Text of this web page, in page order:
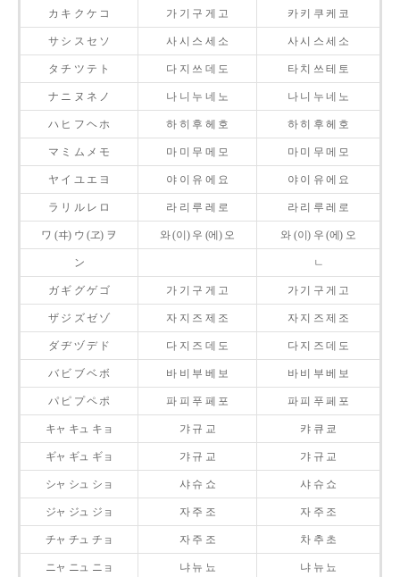
カ キ ク ケ コ 가 기 구 게 고 카 키 쿠 케 코
サ シ ス セ ソ 사 시 스 세 소 사 시 스 세 소
タ チ ツ テ ト 다 지 쓰 데 도 타 치 쓰 테 토
ナ ニ ヌ ネ ノ 나 니 누 네 노 나 니 누 네 노
ハ ヒ フ ヘ ホ 하 히 후 헤 호 하 히 후 헤 호
マ ミ ム メ モ 마 미 무 메 모 마 미 무 메 모
ヤ イ ユ エ ヨ 야 이 유 에 요 야 이 유 에 요
ラ リ ル レ ロ 라 리 루 레 로 라 리 루 레 로
ワ (ヰ) ウ (ヱ) ヲ 와 (이) 우 (에) 오 와 (이) 우 (에) 오
ン ㄴ
ガ ギ グ ゲ ゴ 가 기 구 게 고 가 기 구 게 고
ザ ジ ズ ゼ ゾ 자 지 즈 제 조 자 지 즈 제 조
ダ ヂ ヅ デ ド 다 지 즈 데 도 다 지 즈 데 도
バ ビ ブ ベ ボ 바 비 부 베 보 바 비 부 베 보
パ ピ プ ペ ポ 파 피 푸 페 포 파 피 푸 페 포
キャ キュ キョ 갸 규 교 캬 큐 쿄
ギャ ギュ ギョ 갸 규 교 갸 규 교
シャ シュ ショ 샤 슈 쇼 샤 슈 쇼
ジャ ジュ ジョ 자 주 조 자 주 조
チャ チュ チョ 자 주 조 차 추 초
ニャ ニュ ニョ 냐 뉴 뇨 냐 뉴 뇨